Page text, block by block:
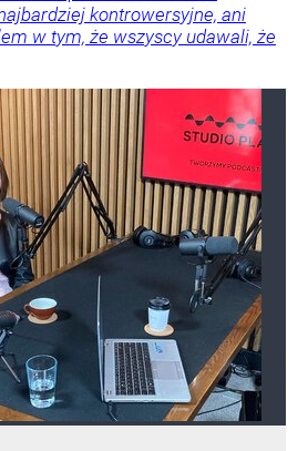
kontrowersyjne, ani
w tym, że wszyscy udawali, że